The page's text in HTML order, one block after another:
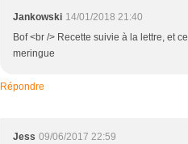
Jankowski 14/01/2018 21:40
Bof <br /> Recette suivie à la lettre, et
meringue
Répondre
Jess 09/06/2017 22:59